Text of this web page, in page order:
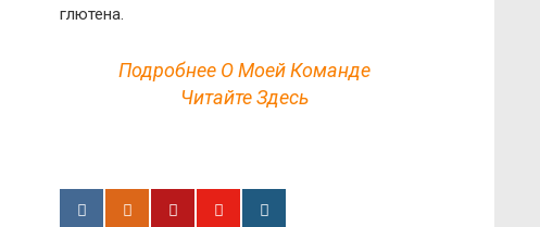
глютена.
Подробнее О Моей Команде
Читайте Здесь